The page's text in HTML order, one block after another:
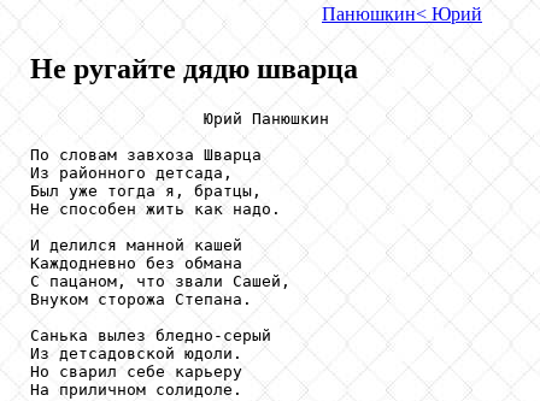
Панюшкин< Юрий
Не ругайте дядю шварца
                  Юрий Панюшкин
По словам завхоза Шварца
Из районного детсада,
Был уже тогда я, братцы,
Не способен жить как надо.
И делился манной кашей
Каждодневно без обмана
С пацаном, что звали Сашей,
Внуком сторожа Степана.
Санька вылез бледно-серый
Из детсадовской юдоли.
Но сварил себе карьеру
На приличном солидоле.